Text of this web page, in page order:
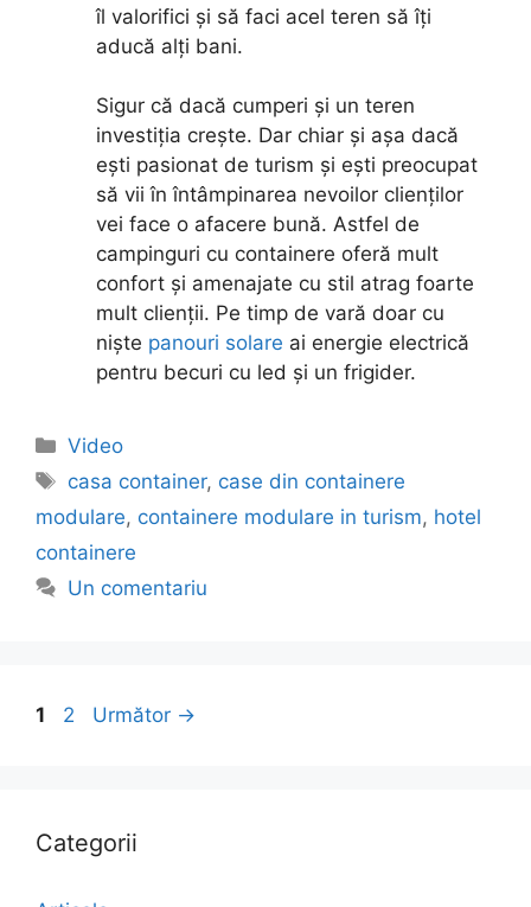
îl valorifici și să faci acel teren să îți
aducă alți bani.
Sigur că dacă cumperi și un teren
investiția crește. Dar chiar și așa dacă
ești pasionat de turism și ești preocupat
să vii în întâmpinarea nevoilor clienților
vei face o afacere bună. Astfel de
campinguri cu containere oferă mult
confort și amenajate cu stil atrag foarte
mult clienții. Pe timp de vară doar cu
niște panouri solare ai energie electrică
pentru becuri cu led și un frigider.
Video
casa container, case din containere
modulare, containere modulare in turism, hotel
containere
Un comentariu
1 2 Următor →
Categorii